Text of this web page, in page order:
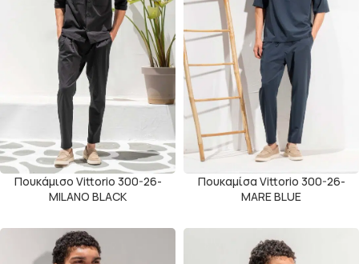
Πουκάμισο Vittorio 300-26-
MILANO BLACK
Πουκαμίσα Vittorio 300-26-
MARE BLUE